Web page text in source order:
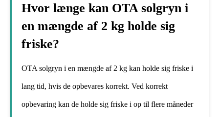
Hvor længe kan OTA solgryn i
en mængde af 2 kg holde sig
friske?
OTA solgryn i en mængde af 2 kg kan holde sig friske i
lang tid, hvis de opbevares korrekt. Ved korrekt
opbevaring kan de holde sig friske i op til flere måneder